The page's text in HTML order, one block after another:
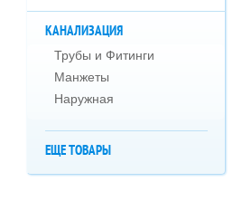
КАНАЛИЗАЦИЯ
Трубы и Фитинги
Манжеты
Наружная
ЕЩЕ ТОВАРЫ